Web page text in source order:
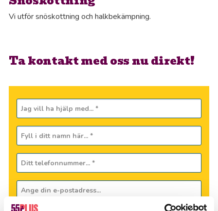
Vi utför snöskottning och halkbekämpning.
Ta kontakt med oss nu direkt!